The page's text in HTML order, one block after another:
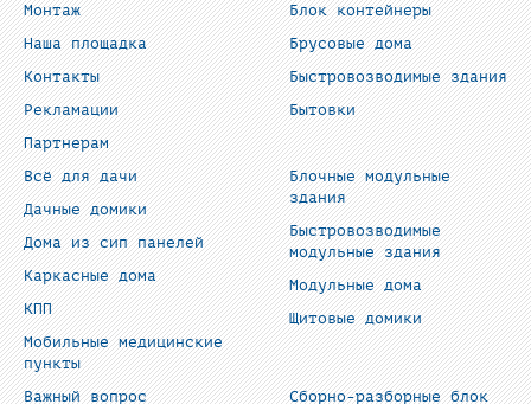
Монтаж
Наша площадка
Контакты
Рекламации
Партнерам
Блок контейнеры
Брусовые дома
Быстровозводимые здания
Бытовки
Всё для дачи
Дачные домики
Дома из сип панелей
Каркасные дома
КПП
Мобильные медицинские
пункты
Блочные модульные
здания
Быстровозводимые
модульные здания
Модульные дома
Щитовые домики
Важный вопрос
Сборно-разборные блок